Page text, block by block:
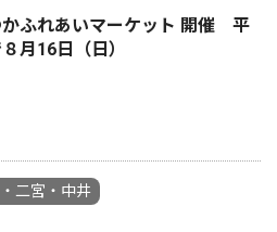
かふれあいマーケット 開催 平
月16日（日）
二宮・中井